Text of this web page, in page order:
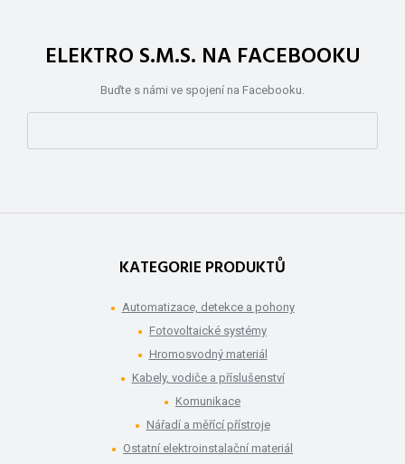
ELEKTRO S.M.S. NA FACEBOOKU
Buďte s námi ve spojení na Facebooku.
KATEGORIE PRODUKTŮ
Automatizace, detekce a pohony
Fotovoltaické systémy
Hromosvodný materiál
Kabely, vodiče a příslušenství
Komunikace
Nářadí a měřící přístroje
Ostatní elektroinstalační materiál